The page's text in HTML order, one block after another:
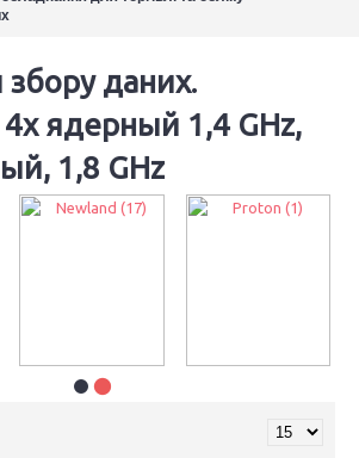
збору даних.
ядерный 1,4 GHz,
1,8 GHz
Newland (17)